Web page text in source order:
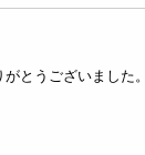
とうございました。